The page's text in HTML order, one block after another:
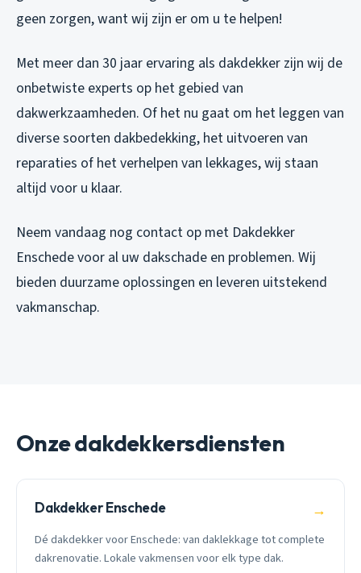
geen zorgen, want wij zijn er om u te helpen!
Met meer dan 30 jaar ervaring als dakdekker zijn wij de
onbetwiste experts op het gebied van
dakwerkzaamheden. Of het nu gaat om het leggen van
diverse soorten dakbedekking, het uitvoeren van
reparaties of het verhelpen van lekkages, wij staan
altijd voor u klaar.
Neem vandaag nog contact op met Dakdekker
Enschede voor al uw dakschade en problemen. Wij
bieden duurzame oplossingen en leveren uitstekend
vakmanschap.
Onze dakdekkersdiensten
Dakdekker Enschede →
Dé dakdekker voor Enschede: van daklekkage tot complete
dakrenovatie. Lokale vakmensen voor elk type dak.